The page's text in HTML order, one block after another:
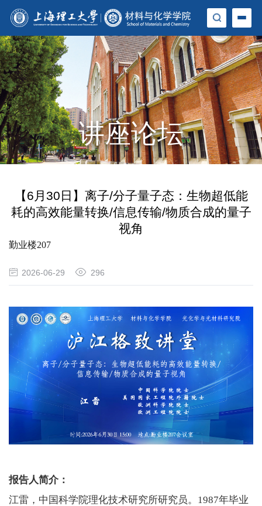
讲座论坛
【6月30日】离子/分子量子态：生物超低能
耗的高效能量转换/信息传输/物质合成的量子
视角
勤业楼207
2026-06-29 296
报告人简介：
江雷，中国科学院理化技术研究所研究员。 1987年毕业